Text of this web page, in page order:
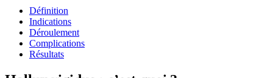
Définition
Indications
Déroulement
Complications
Résultats